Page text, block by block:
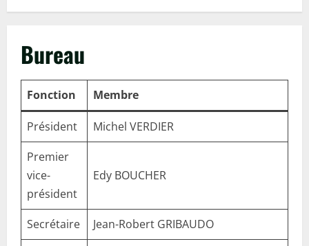
Bureau
Fonction Membre
Président
Michel VERDIER
Premier
vice-
président
Edy BOUCHER
Secrétaire
Jean-Robert GRIBAUDO